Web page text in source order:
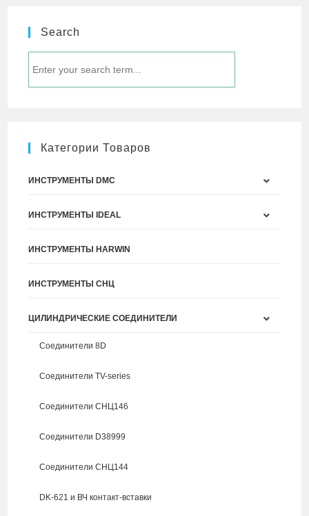
Search
Категории Товаров
ИНСТРУМЕНТЫ DMC
ИНСТРУМЕНТЫ IDEAL
ИНСТРУМЕНТЫ HARWIN
ИНСТРУМЕНТЫ СНЦ
ЦИЛИНДРИЧЕСКИЕ СОЕДИНИТЕЛИ
Соединители 8D
Соединители TV-series
Соединители СНЦ146
Соединители D38999
Соединители СНЦ144
DK-621 и ВЧ контакт-вставки